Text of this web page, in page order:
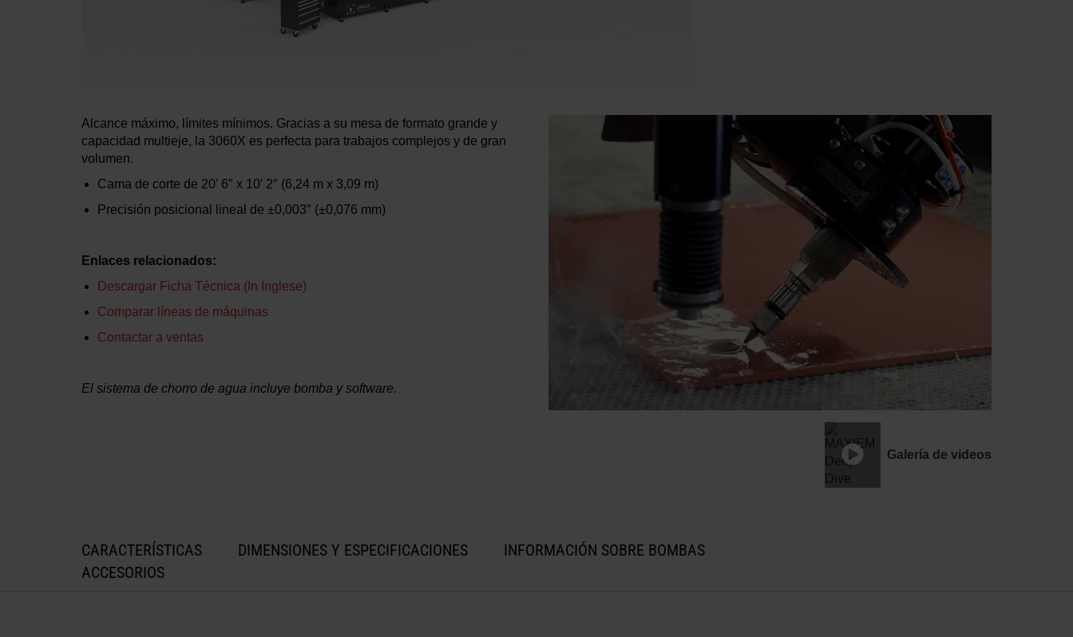
Alcance máximo, límites mínimos. Gracias a su mesa de formato grande y
capacidad multieje, la 3060X es perfecta para trabajos complejos y de gran
volumen.
Cama de corte de 20′ 6″ x 10′ 2″ (6,24 m x 3,09 m)
Precisión posicional lineal de ±0,003″ (±0,076 mm)
Enlaces relacionados:
Descargar Ficha Técnica (in Inglese)
Comparar líneas de máquinas
Contactar a ventas
El sistema de chorro de agua incluye bomba y software.
Galería de videos
CARACTERÍSTICAS DIMENSIONES Y ESPECIFICACIONES
INFORMACIÓN SOBRE BOMBAS
ACCESORIOS